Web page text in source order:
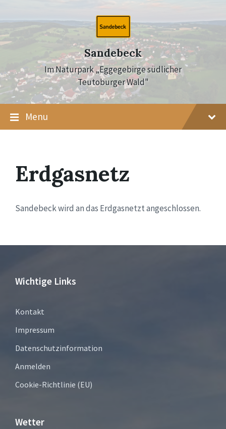
content
main
navigation
footer
Sandebeck
Im Naturpark „Eggegebirge südlicher
Teutoburger Wald"
Menu
Erdgasnetz
Sandebeck wird an das Erdgasnetzt angeschlossen.
Wichtige Links
Kontakt
Impressum
Datenschutzinformation
Anmelden
Cookie-Richtlinie (EU)
Wetter